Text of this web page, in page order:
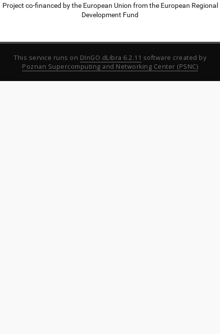
Project co-financed by the European Union from the European Regional
Development Fund
This service runs on DInGO dLibra 6.2.11 software created by
Poznan Supercomputing and Networking Center (PSNC)